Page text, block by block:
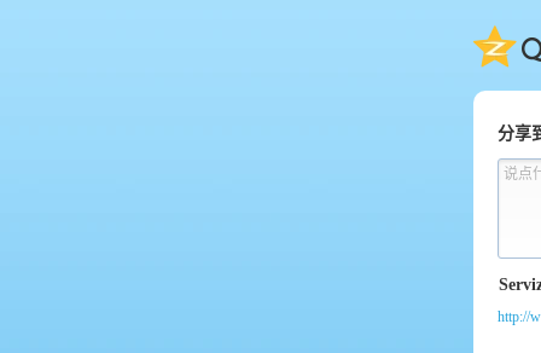
QQ
分享
说点
http://